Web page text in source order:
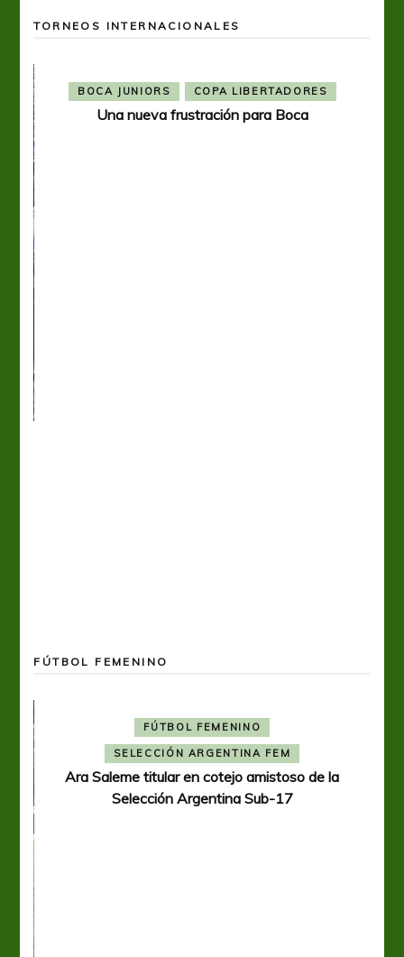
TORNEOS INTERNACIONALES
BOCA JUNIORS COPA LIBERTADORES
Una nueva frustración para Boca
FÚTBOL FEMENINO
FÚTBOL FEMENINO
SELECCIÓN ARGENTINA FEM
Ara Saleme titular en cotejo amistoso de la
Selección Argentina Sub-17